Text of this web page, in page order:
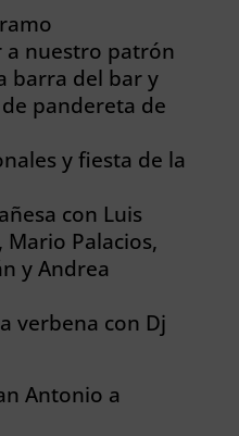
a nuestro patrón
barra del bar y
pandereta de
y fiesta de la
con Luis
Mario Palacios,
y Andrea
verbena con Dj
Antonio a